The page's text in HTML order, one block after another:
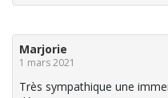
Marjorie
1 mars 2021
Très sympathique une